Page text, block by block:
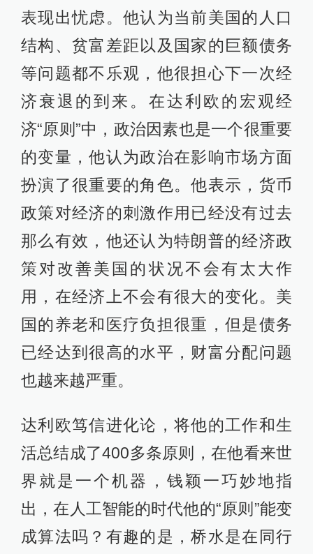
表现出忧虑。他认为当前美国的人口
结构、贫富差距以及国家的巨额债务
等问题都不乐观，他很担心下一次经
济衰退的到来。在达利欧的宏观经
济“原则”中，政治因素也是一个很重要
的变量，他认为政治在影响市场方面
扮演了很重要的角色。他表示，货币
政策对经济的刺激作用已经没有过去
那么有效，他还认为特朗普的经济政
策对改善美国的状况不会有太大作
用，在经济上不会有很大的变化。美
国的养老和医疗负担很重，但是债务
已经达到很高的水平，财富分配问题
也越来越严重。
达利欧笃信进化论，将他的工作和生
活总结成了400多条原则，在他看来世
界就是一个机器，钱颖一巧妙地指
出，在人工智能的时代他的“原则”能变
成算法吗？有趣的是，桥水是在同行